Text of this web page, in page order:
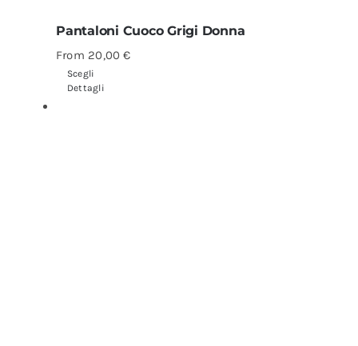
Pantaloni Cuoco Grigi Donna
From 20,00€
Scegli
Dettagli